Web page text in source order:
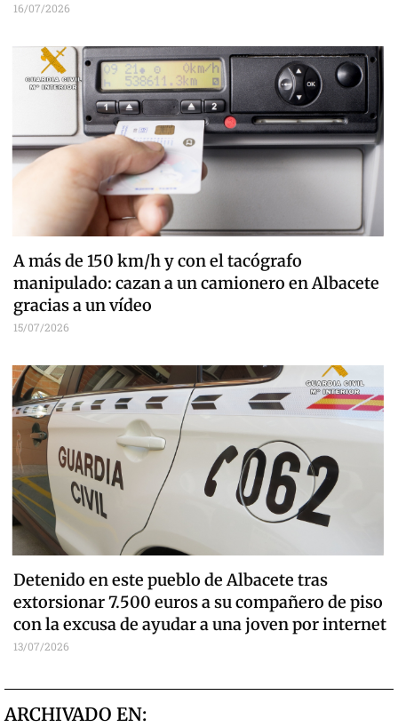
16/07/2026
A más de 150 km/h y con el tacógrafo
manipulado: cazan a un camionero en Albacete
gracias a un vídeo
15/07/2026
Detenido en este pueblo de Albacete tras
extorsionar 7.500 euros a su compañero de piso
con la excusa de ayudar a una joven por internet
13/07/2026
ARCHIVADO EN: